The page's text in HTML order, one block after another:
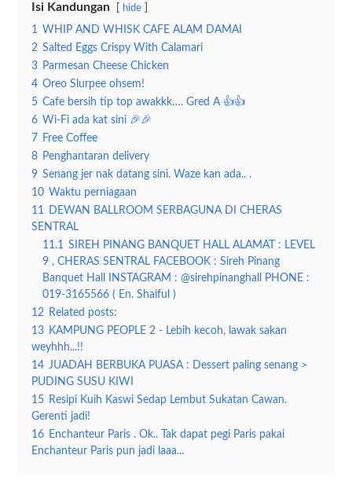
Isi Kandungan hide
1 WHIP AND WHISK CAFE ALAM DAMAI
2 Salted Eggs Crispy With Calamari
3 Parmesan Cheese Chicken
4 Oreo Slurpee ohsem!
5 Cafe bersih tip top awakkk…. Gred A 👍👍
6 Wi-Fi ada kat sini 🎉🎉
7 Free Coffee
8 Penghantaran delivery
9 Senang jer nak datang sini. Waze kan ada.. .
10 Waktu perniagaan
11 DEWAN BALLROOM SERBAGUNA DI CHERAS
SENTRAL
11.1 SIREH PINANG BANQUET HALL ALAMAT : LEVEL
9 , CHERAS SENTRAL FACEBOOK : Sireh Pinang
Banquet Hall INSTAGRAM : @sirehpinanghall PHONE :
019-3165566 ( En. Shaiful )
12 Related posts:
13 KAMPUNG PEOPLE 2 - Lebih kecoh, lawak sakan
weyhhh...!!
14 JUADAH BERBUKA PUASA : Dessert paling senang >
PUDING SUSU KIWI
15 Resipi Kuih Kaswi Sedap Lembut Sukatan Cawan.
Gerenti jadi!
16 Enchanteur Paris . Ok.. Tak dapat pegi Paris pakai
Enchanteur Paris pun jadi laaa...